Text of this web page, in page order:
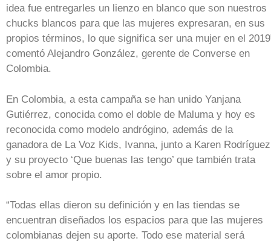
idea fue entregarles un lienzo en blanco que son nuestros
chucks blancos para que las mujeres expresaran, en sus
propios términos, lo que significa ser una mujer en el
comentó Alejandro González, gerente de Converse en
Colombia.
En Colombia, a esta campaña se han unido Yanjana
Gutiérrez, conocida como el doble de Maluma y hoy es
reconocida como modelo andrógino, además de la
ganadora de La Voz Kids, Ivanna, junto a Karen Rodríguez
y su proyecto ‘Que buenas las tengo’ que también trata
sobre el amor propio.
“Todas ellas dieron su definición y en las tiendas se
encuentran diseñados los espacios para que las mujeres
colombianas dejen su aporte. Todo ese material será